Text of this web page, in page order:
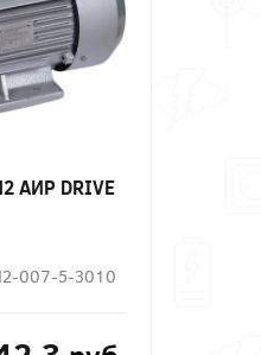
АИР DRIVE
007-5-3010